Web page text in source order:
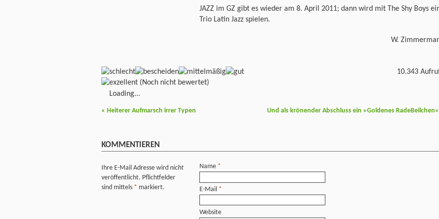
JAZZ im GZ gibt es wieder am 8. April 2011; dann wird mit The Shy Boys
Trio Latin Jazz spielen.
W.
(Noch nicht bewertet)
Loading...
10.343
« Heiterer Aufmarsch irrer Typen Und als krönender Abschluss ein »Goldenes RadeBeilchen«
KOMMENTIEREN
Ihre E-Mail Adresse wird nicht
veröffentlicht. Pflichtfelder
sind mittels * markiert.
Name *
E-Mail *
Website